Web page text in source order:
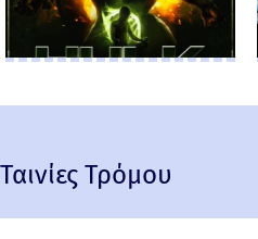
Ταινίες Τρόμου